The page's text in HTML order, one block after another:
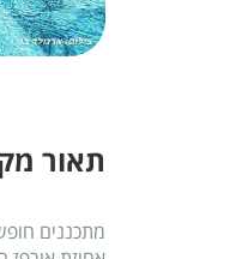
תאור
מתכננים